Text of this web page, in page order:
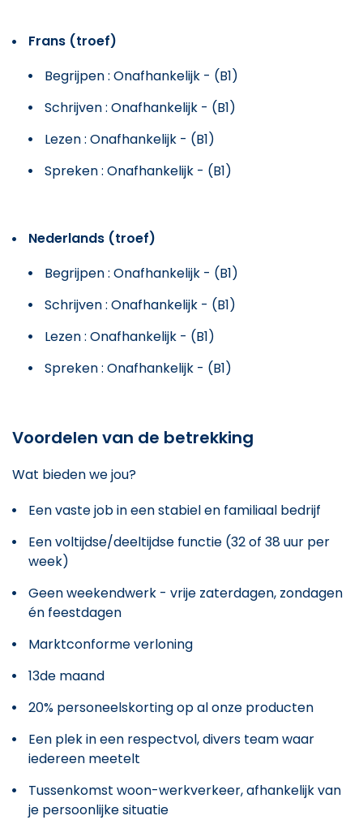
Frans (troef)
Begrijpen : Onafhankelijk - (B1)
Schrijven : Onafhankelijk - (B1)
Lezen : Onafhankelijk - (B1)
Spreken : Onafhankelijk - (B1)
Nederlands (troef)
Begrijpen : Onafhankelijk - (B1)
Schrijven : Onafhankelijk - (B1)
Lezen : Onafhankelijk - (B1)
Spreken : Onafhankelijk - (B1)
Voordelen van de betrekking
Wat bieden we jou?
Een vaste job in een stabiel en familiaal bedrijf
Een voltijdse/deeltijdse functie (32 of 38 uur per
week)
Geen weekendwerk - vrije zaterdagen, zondagen
én feestdagen
Marktconforme verloning
13de maand
20% personeelskorting op al onze producten
Een plek in een respectvol, divers team waar
iedereen meetelt
Tussenkomst woon-werkverkeer, afhankelijk van
je persoonlijke situatie